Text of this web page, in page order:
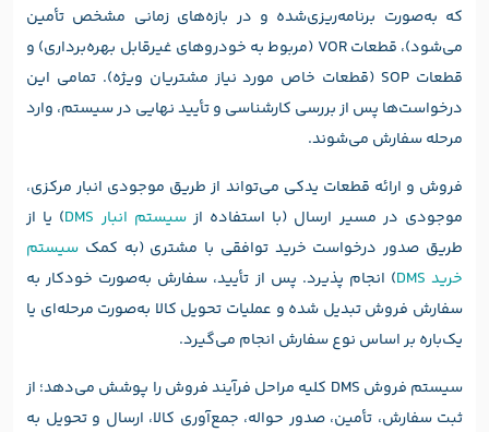
که به‌صورت برنامه‌ریزی‌شده و در بازه‌های زمانی مشخص تأمین
می‌شود)، قطعات VOR (مربوط به خودروهای غیرقابل بهره‌برداری) و
قطعات SOP (قطعات خاص مورد نیاز مشتریان ویژه). تمامی این
درخواست‌ها پس از بررسی کارشناسی و تأیید نهایی در سیستم، وارد
مرحله سفارش می‌شوند.
فروش و ارائه قطعات یدکی می‌تواند از طریق موجودی انبار مرکزی،
موجودی در مسیر ارسال (با استفاده ازسیستم انبار DMS
) یا از
طریق صدور درخواست خرید توافقی با مشتری (به کمک سیستم
خرید DMS
) انجام پذیرد. پس از تأیید، سفارش به‌صورت خودکار به
سفارش فروش تبدیل شده و عملیات تحویل کالا به‌صورت مرحله‌ای یا
یک‌باره بر اساس نوع سفارش انجام می‌گیرد.
سیستم فروش DMS کلیه مراحل فرآیند فروش را پوشش می‌دهد؛ از
ثبت سفارش، تأمین، صدور حواله، جمع‌آوری کالا، ارسال و تحویل به